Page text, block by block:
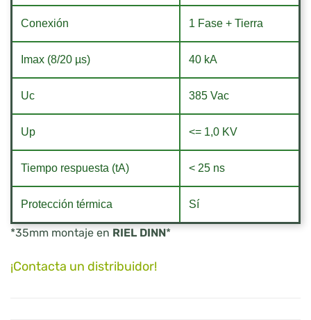
Conexión 1 Fase + Tierra
Imax (8/20 µs) 40 kA
Uc 385 Vac
Up <= 1,0 KV
Tiempo respuesta (tA) < 25 ns
Protección térmica Sí
*35mm montaje en RIEL DINN*
¡Contacta un distribuidor!